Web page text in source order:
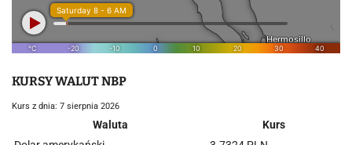
KURSY WALUT NBP
Kurs z dnia: 7 sierpnia 2026
Waluta
Kurs